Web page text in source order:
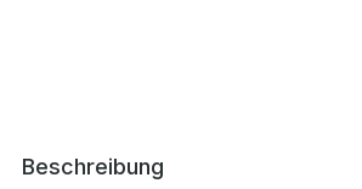
Beschreibung